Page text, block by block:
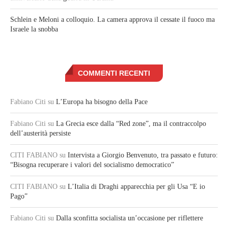
Schlein e Meloni a colloquio. La camera approva il cessate il fuoco ma
Israele la snobba
COMMENTI RECENTI
Fabiano Citi su L’Europa ha bisogno della Pace
Fabiano Citi su La Grecia esce dalla “Red zone”, ma il contraccolpo
dell’austerità persiste
CITI FABIANO su Intervista a Giorgio Benvenuto, tra passato e futuro:
“Bisogna recuperare i valori del socialismo democratico”
CITI FABIANO su L’Italia di Draghi apparecchia per gli Usa “E io
Pago”
Fabiano Citi su Dalla sconfitta socialista un’occasione per riflettere